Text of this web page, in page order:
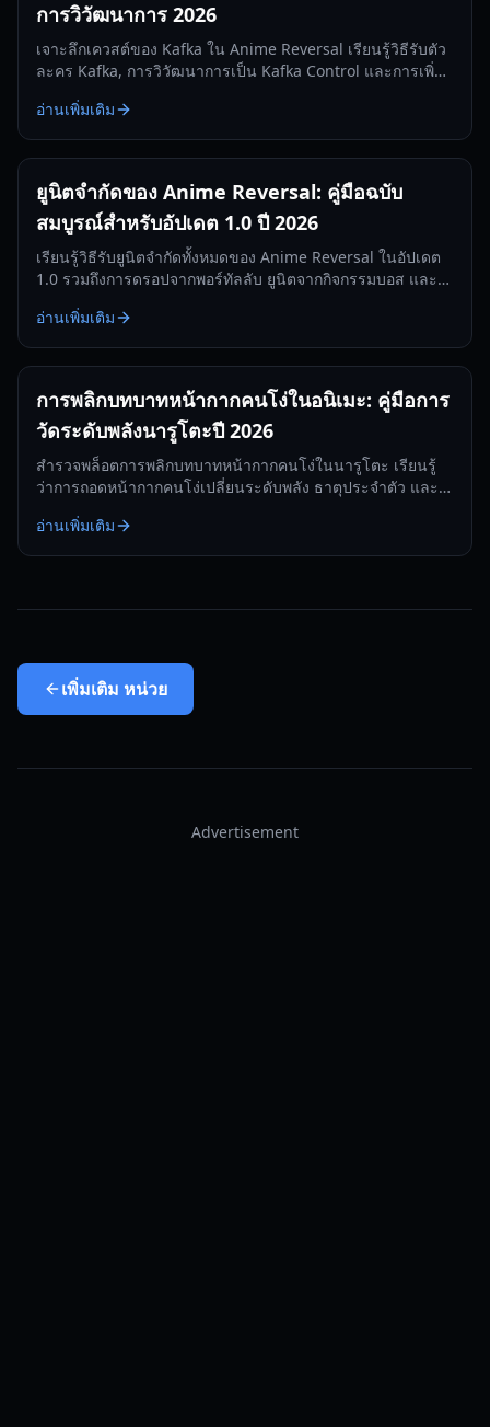
การวิวัฒนาการ 2026
เจาะลึกเควสต์ของ Kafka ใน Anime Reversal เรียนรู้วิธีรับตัว
ละคร Kafka, การวิวัฒนาการเป็น Kafka Control และการเพิ่ม
อ่านเพิ่มเติม
ยูนิตจำกัดของ Anime Reversal: คู่มือฉบับ
สมบูรณ์สำหรับอัปเดต 1.0 ปี 2026
เรียนรู้วิธีรับยูนิตจำกัดทั้งหมดของ Anime Reversal ในอัปเดต
1.0 รวมถึงการดรอปจากพอร์ทัลลับ ยูนิตจากกิจกรรมบอส และ
อ่านเพิ่มเติม
การพลิกบทบาทหน้ากากคนโง่ในอนิเมะ: คู่มือการ
วัดระดับพลังนารูโตะปี 2026
สำรวจพล็อตการพลิกบทบาทหน้ากากคนโง่ในนารูโตะ เรียนรู้
ว่าการถอดหน้ากากคนโง่เปลี่ยนระดับพลัง ธาตุประจำตัว และ
อ่านเพิ่มเติม
เพิ่มเติม หน่วย
Advertisement